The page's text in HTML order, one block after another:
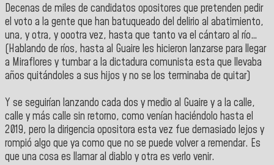
Decenas de miles de candidatos opositores que pretenden pedir
el voto a la gente que han batuqueado del delirio al abatimiento,
una, y otra, y oootra vez, hasta que tanto va el cántaro al río…
(Hablando de ríos, hasta al Guaire les hicieron lanzarse para llegar
a Miraflores y tumbar a la dictadura comunista esta que llevaba
años quitándoles a sus hijos y no se los terminaba de quitar)
Y se seguirían lanzando cada dos y medio al Guaire y a la calle,
calle y más calle sin retorno, como venían haciéndolo hasta el
2019, pero la dirigencia opositora esta vez fue demasiado lejos y
rompió algo que ya como que no se puede volver a remendar. Es
que una cosa es llamar al diablo y otra es verlo venir.